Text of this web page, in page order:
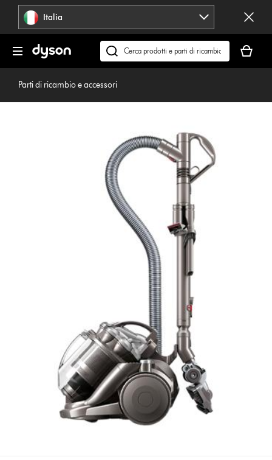
navigazione Italia
Cerca
su
dyson.it
carrello
è
Parti di ricambio e accessori